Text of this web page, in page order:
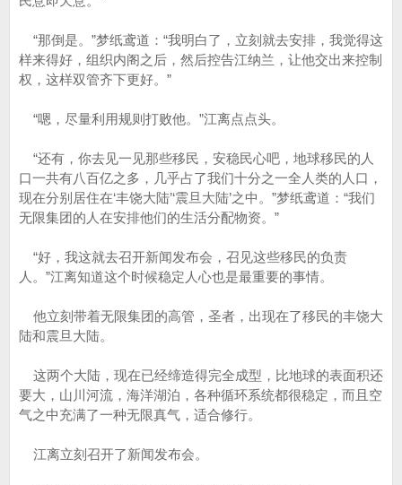
“那倒是。”梦纸鸢道：“我明白了，立刻就去安排，我觉得这
样来得好，组织内阁之后，然后控告江纳兰，让他交出来控制
权，这样双管齐下更好。”
“嗯，尽量利用规则打败他。”江离点点头。
“还有，你去见一见那些移民，安稳民心吧，地球移民的人
口一共有八百亿之多，几乎占了我们十分之一全人类的人口，
现在分别居住在‘丰饶大陆’‘震旦大陆’之中。”梦纸鸢道：“我们
无限集团的人在安排他们的生活分配物资。”
“好，我这就去召开新闻发布会，召见这些移民的负责
人。”江离知道这个时候稳定人心也是最重要的事情。
他立刻带着无限集团的高管，圣者，出现在了移民的丰饶大
陆和震旦大陆。
这两个大陆，现在已经缔造得完全成型，比地球的表面积还
要大，山川河流，海洋湖泊，各种循环系统都很稳定，而且空
气之中充满了一种无限真气，适合修行。
江离立刻召开了新闻发布会。